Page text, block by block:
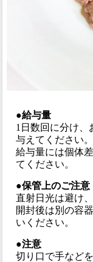
●給与量
1日数回に分け、
与えてください。
給与量には個体
てください。
●保管上のご注意
直射日光は避け
開封後は別の容
いください。
●注意
切り口で手など